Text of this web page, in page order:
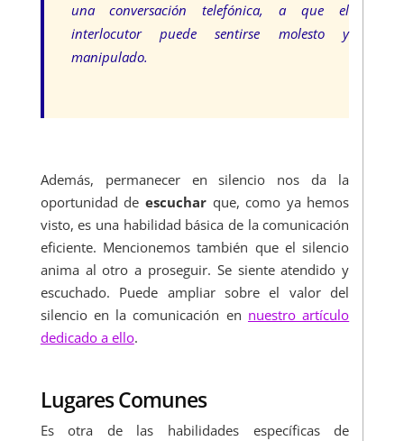
una conversación telefónica, a que el
interlocutor puede sentirse molesto y
manipulado.
Además, permanecer en silencio nos da la
oportunidad de escucharque, como ya hemos
visto, es una habilidad básica de la comunicación
eficiente. Mencionemos también que el silencio
anima al otro a proseguir. Se siente atendido y
escuchado. Puede ampliar sobre el valor del
silencio en la comunicación en nuestro artículo
dedicado a ello.
Lugares Comunes
Es otra de las habilidades específicas de